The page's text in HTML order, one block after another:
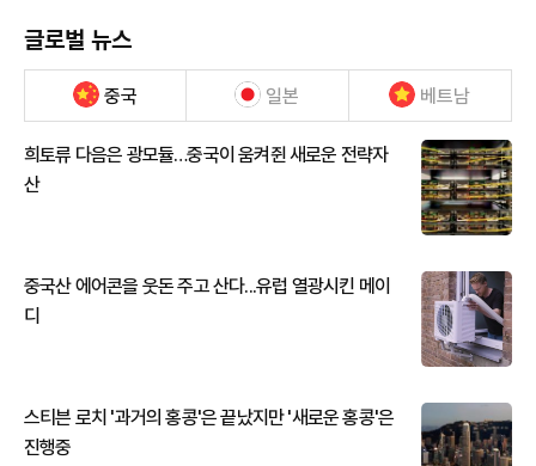
글로벌 뉴스
중국 일본 베트남
희토류 다음은 광모듈…중국이 움켜쥔 새로운 전략자
산
중국산 에어콘을 웃돈 주고 산다...유럽 열광시킨 메이
디
스티븐 로치 '과거의 홍콩'은 끝났지만 '새로운 홍콩'은
진행중